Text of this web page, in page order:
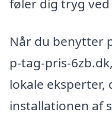
føler dig tryg ved
Når du benytter
p-tag-pris-
lokale
installationen af